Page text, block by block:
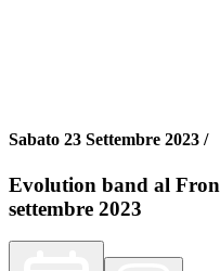
Sabato 23 Settembre 2023 /
Evolution band al
settembre 2023